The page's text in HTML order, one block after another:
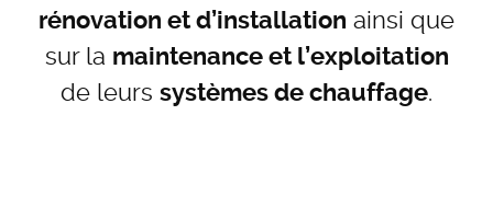
rénovation et d’installation ainsi que
sur la maintenance et l’exploitation
de leurs systèmes de chauffage.